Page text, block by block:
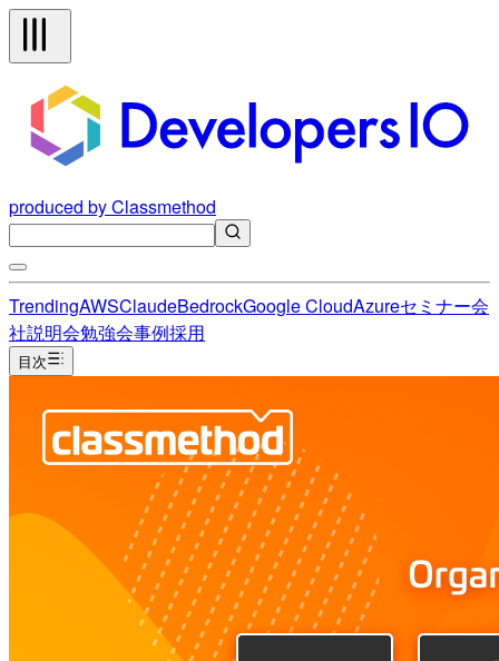
produced by Classmethod
TrendingAWSClaudeBedrockGoogle CloudAzureセミナー会
社説明会勉強会事例採用
目次